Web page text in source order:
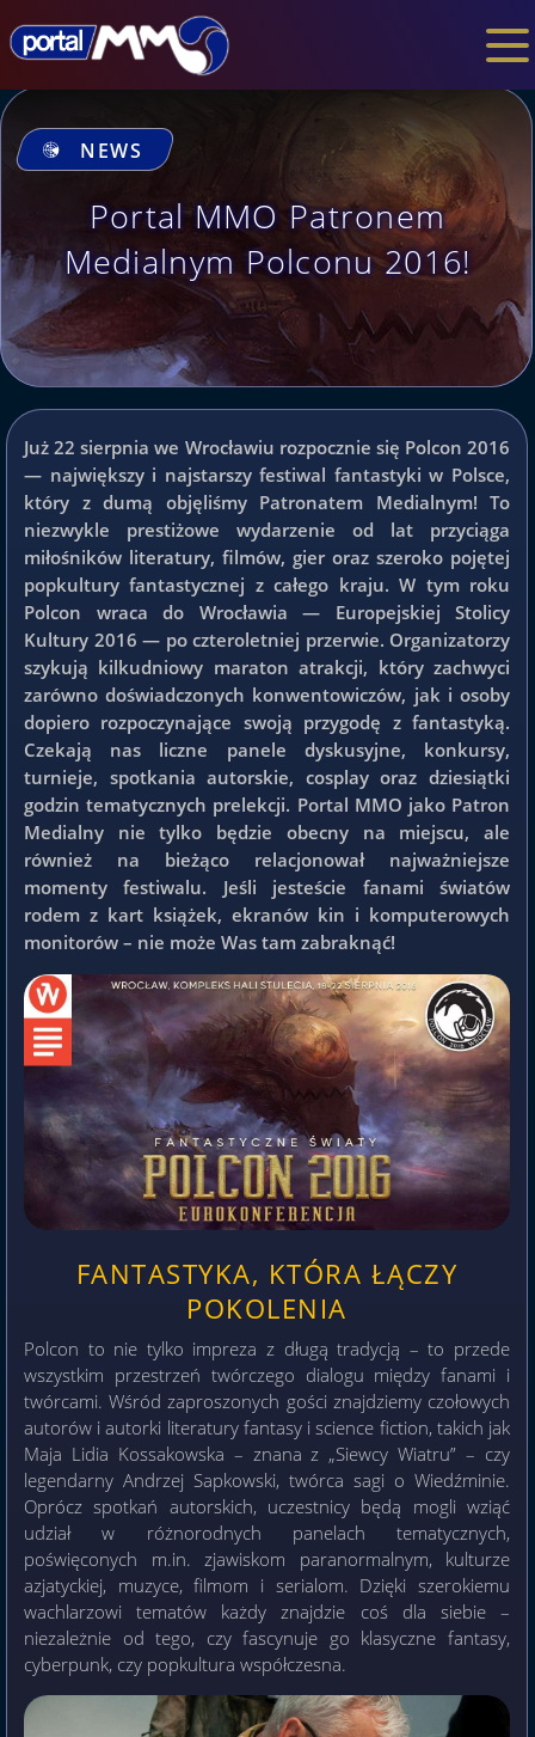
NEWS
Portal MMO Patronem
Medialnym Polconu 2016!
Już 22 sierpnia we Wrocławiu rozpocznie się Polcon 2016
— największy i najstarszy festiwal fantastyki w Polsce,
który z dumą objęliśmy Patronatem Medialnym! To
niezwykle prestiżowe wydarzenie od lat przyciąga
miłośników literatury, filmów, gier oraz szeroko pojętej
popkultury fantastycznej z całego kraju. W tym roku
Polcon wraca do Wrocławia — Europejskiej Stolicy
Kultury 2016 — po czteroletniej przerwie. Organizatorzy
szykują kilkudniowy maraton atrakcji, który zachwyci
zarówno doświadczonych konwentowiczów, jak i osoby
dopiero rozpoczynające swoją przygodę z fantastyką.
Czekają nas liczne panele dyskusyjne, konkursy,
turnieje, spotkania autorskie, cosplay oraz dziesiątki
godzin tematycznych prelekcji. Portal MMO jako Patron
Medialny nie tylko będzie obecny na miejscu, ale
również na bieżąco relacjonował najważniejsze
momenty festiwalu. Jeśli jesteście fanami światów
rodem z kart książek, ekranów kin i komputerowych
monitorów – nie może Was tam zabraknąć!
FANTASTYKA, KTÓRA ŁĄCZY
POKOLENIA
Polcon to nie tylko impreza z długą tradycją – to przede
wszystkim przestrzeń twórczego dialogu między fanami i
twórcami. Wśród zaproszonych gości znajdziemy czołowych
autorów i autorki literatury fantasy i science fiction, takich jak
Maja Lidia Kossakowska – znana z „Siewcy Wiatru” – czy
legendarny Andrzej Sapkowski, twórca sagi o Wiedźminie.
Oprócz spotkań autorskich, uczestnicy będą mogli wziąć
udział w różnorodnych panelach tematycznych,
poświęconych m.in. zjawiskom paranormalnym, kulturze
azjatyckiej, muzyce, filmom i serialom. Dzięki szerokiemu
wachlarzowi tematów każdy znajdzie coś dla siebie –
niezależnie od tego, czy fascynuje go klasyczne fantasy,
cyberpunk, czy popkultura współczesna.